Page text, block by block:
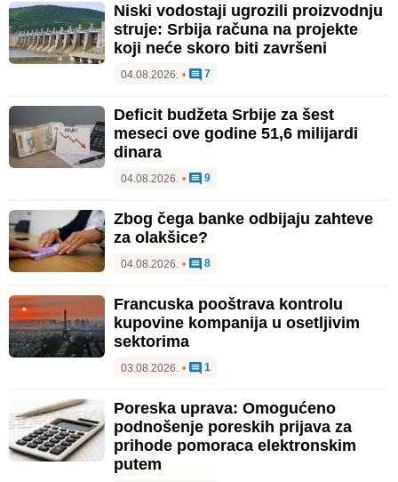
Niski vodostaji ugrozili proizvodnju
struje: Srbija računa na projekte
koji neće skoro biti završeni
04.08.2026. • 7
Deficit budžeta Srbije za šest
meseci ove godine 51,6 milijardi
dinara
04.08.2026. • 9
Zbog čega banke odbijaju zahteve
za olakšice?
04.08.2026. • 8
Francuska pooštrava kontrolu
kupovine kompanija u osetljivim
sektorima
03.08.2026. • 1
Poreska uprava: Omogućeno
podnošenje poreskih prijava za
prihode pomoraca elektronskim
putem